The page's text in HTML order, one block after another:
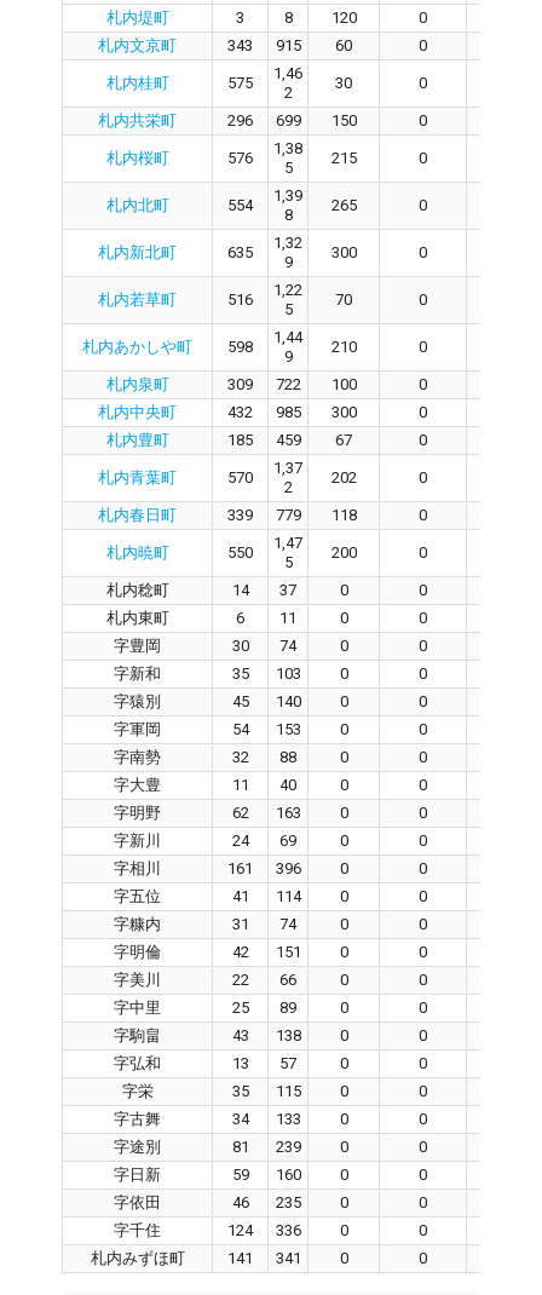
札内堤町 3 8 120 0
札内文京町
343 915 60 0
札内桂町 575
1,46
2
30 0
札内共栄町 296 699 150 0
札内桜町 576
1,38
5
215 0
札内北町 554
1,39
8
265 0
札内新北町 635
1,32
9
300 0
札内若草町 516
1,22
5
70 0
札内あかしや町 598
1,44
9
210 0
札内泉町 309 722 100 0
札内中央町
432 985 300 0
札内豊町
185 459 67 0
札内青葉町 570
1,37
2
202 0
札内春日町 339 779 118 0
札内暁町 550
1,47
5
200 0
札内稔町 14 37 0 0
札内東町
6 11 0 0
字豊岡
30 74 0 0
字新和
35 103 0 0
字猿別
45 140 0 0
字軍岡
54 153 0 0
字南勢
32 88 0 0
字大豊
11 40 0 0
字明野
62 163 0 0
字新川
24 69 0 0
字相川
161 396 0 0
字五位
41 114 0 0
字糠内
31 74 0 0
字明倫
42 151 0 0
字美川
22 66 0 0
字中里
25 89 0 0
字駒畠
43 138 0 0
字弘和
13 57 0 0
字栄
35 115 0 0
字古舞
34 133 0 0
字途別
81 239 0 0
字日新
59 160 0 0
字依田
46 235 0 0
字千住
124 336 0 0
札内みずほ町
141 341 0 0